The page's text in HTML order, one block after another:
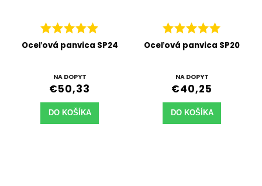
Oceľová panvica SP24
NA DOPYT
€50,33
DO KOŠÍKA
Oceľová panvica SP20
NA DOPYT
€40,25
DO KOŠÍKA